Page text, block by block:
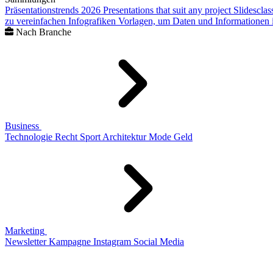
Präsentationstrends 2026 Presentations that suit any project
zu vereinfachen Infografiken Vorlagen, um Daten und
Nach Branche
Business
Technologie Recht Sport Architektur Mode Geld
Marketing
Newsletter Kampagne Instagram Social Media